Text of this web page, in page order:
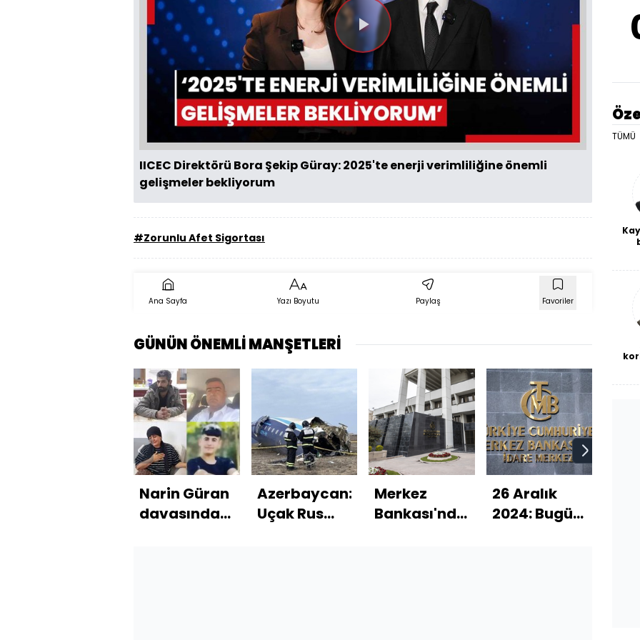
Videoyu
Oynat
IICEC Direktörü Bora Şekip Güray: 2025'te enerji verimliliğine önemli
gelişmeler bekliyorum
#Zorunlu Afet Sigortası
Ana Sayfa Yazı Boyutu Paylaş Favoriler
GÜNÜN ÖNEMLİ MANŞETLERİ
Narin Güran
davasında
Azerbaycan:
Uçak Rus
Merkez
Bankası'ndan
26 Aralık
2024: Bugün
TÜMÜ